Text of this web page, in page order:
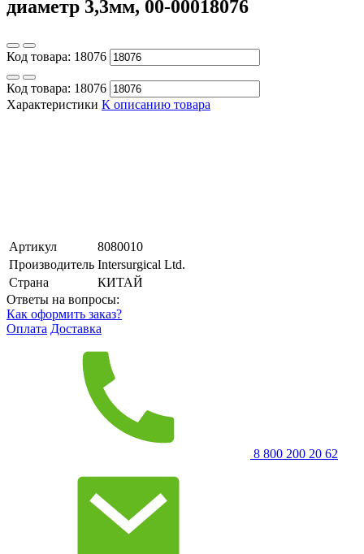
диаметр 3,3мм, 00-00018076
Код товара: 18076
Код товара: 18076
Характеристики К описанию товара
Артикул
8080010
Производитель Intersurgical Ltd.
Страна
КИТАЙ
Ответы на вопросы:
Как оформить заказ?
Оплата Доставка
8 800 200 20 62